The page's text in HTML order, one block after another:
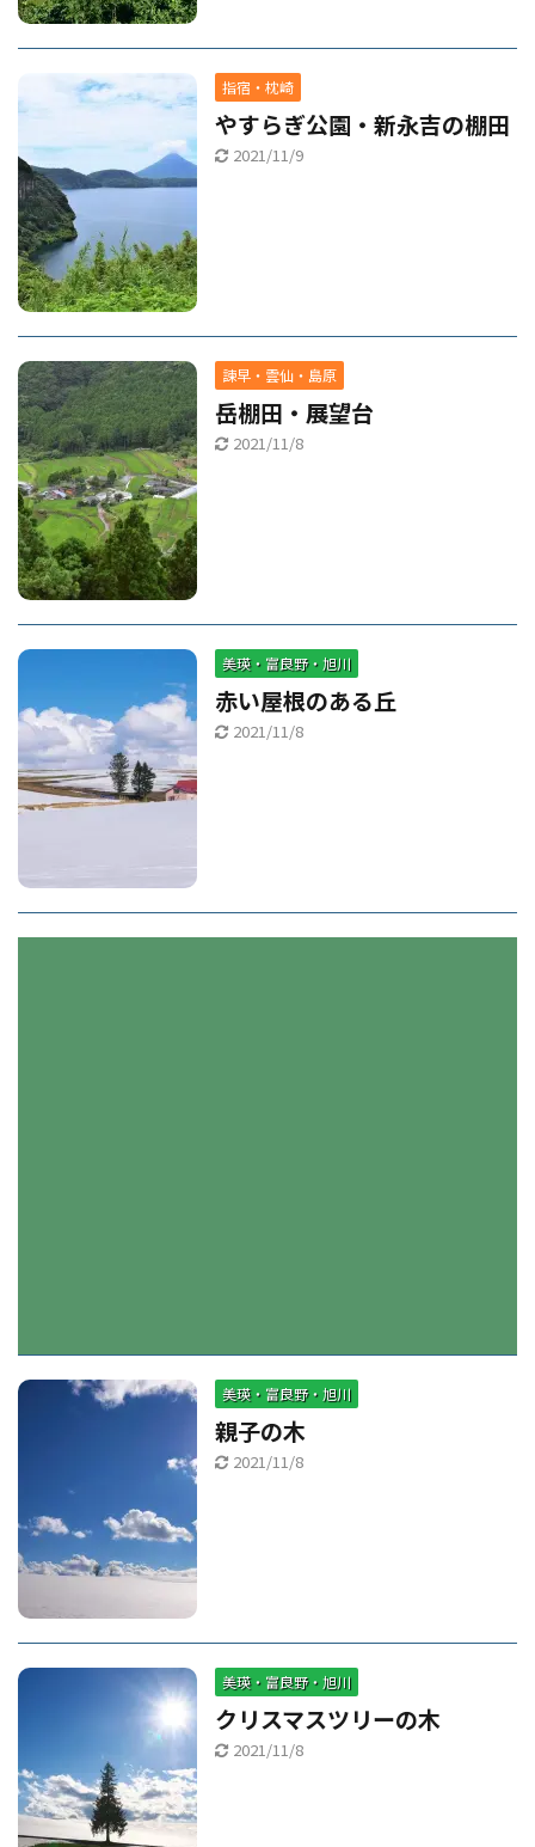
指宿・枕崎
やすらぎ公園・新永吉の棚田
2021/11/9
諫早・雲仙・島原
岳棚田・展望台
2021/11/8
美瑛・富良野・旭川
赤い屋根のある丘
2021/11/8
美瑛・富良野・旭川
親子の木
2021/11/8
美瑛・富良野・旭川
クリスマスツリーの木
2021/11/8